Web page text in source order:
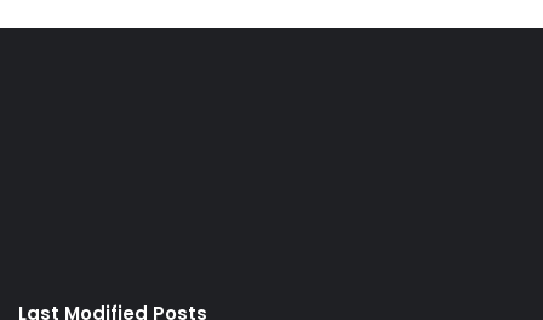
Last Modified Posts